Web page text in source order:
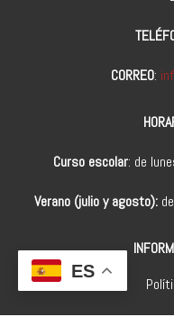
CORREO:
Curso escolar: de
Verano (julio y agosto):
ES